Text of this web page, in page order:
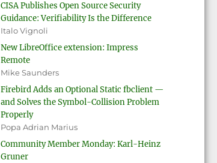
CISA Publishes Open Source Security
Guidance: Verifiability Is the Difference
Italo Vignoli
New LibreOffice extension: Impress
Remote
Mike Saunders
Firebird Adds an Optional Static fbclient —
and Solves the Symbol-Collision Problem
Properly
Popa Adrian Marius
Community Member Monday: Karl-Heinz
Gruner